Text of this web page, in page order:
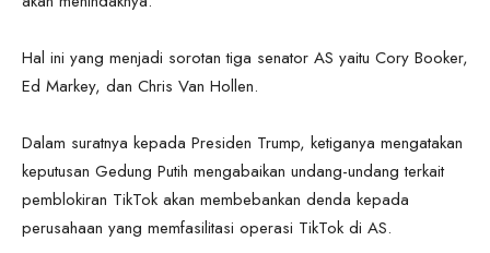
Hal ini yang menjadi sorotan tiga senator AS yaitu Cory Booker,
Ed Markey, dan Chris Van Hollen.
Dalam suratnya kepada Presiden Trump, ketiganya mengatakan
keputusan Gedung Putih mengabaikan undang-undang terkait
pemblokiran TikTok akan membebankan denda kepada
perusahaan yang memfasilitasi operasi TikTok di AS.